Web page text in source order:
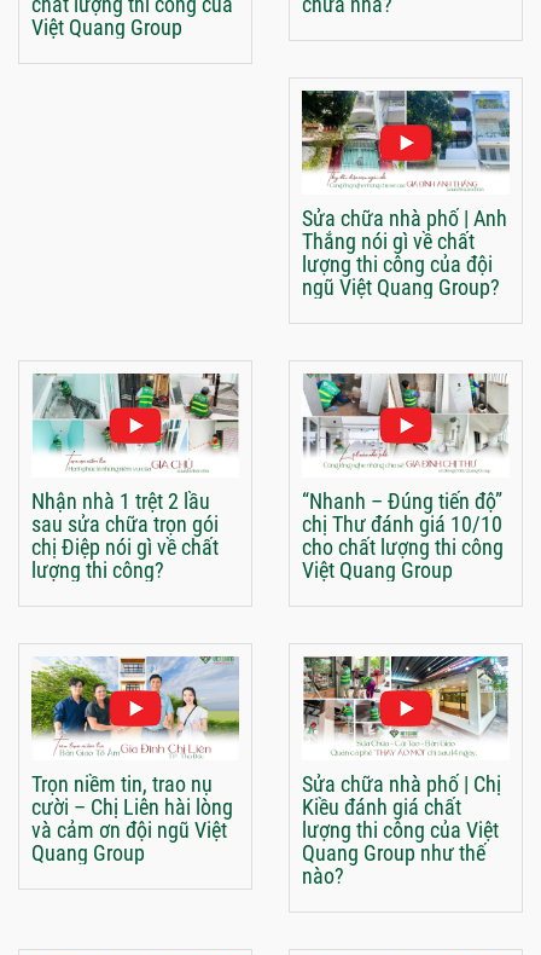
Việt Quang Group
Sửa chữa nhà phố | Anh
Thắng nói gì về chất
lượng thi công của đội
ngũ Việt Quang Group?
Nhận nhà 1 trệt 2 lầu
sau sửa chữa trọn gói
chị Điệp nói gì về chất
lượng thi công?
“Nhanh – Đúng tiến độ”
chị Thư đánh giá 10/10
cho chất lượng thi công
Việt Quang Group
Trọn niềm tin, trao nụ
cười – Chị Liên hài lòng
và cảm ơn đội ngũ Việt
Quang Group
Sửa chữa nhà phố | Chị
Kiều đánh giá chất
lượng thi công của Việt
Quang Group như thế
nào?